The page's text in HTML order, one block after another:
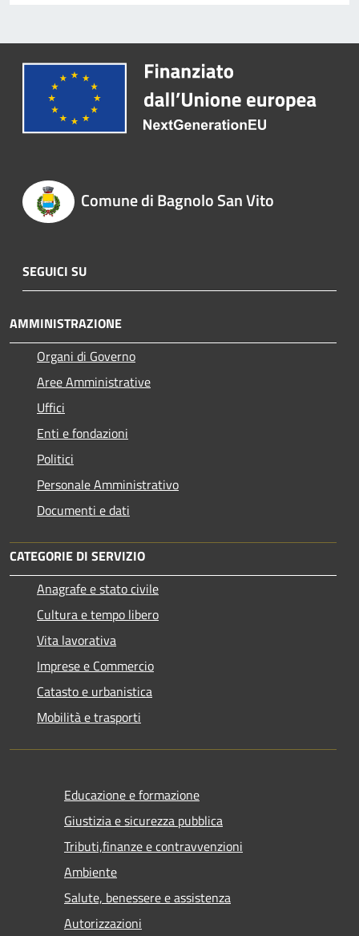
Comune di Bagnolo San Vito
SEGUICI SU
AMMINISTRAZIONE
Organi di Governo
Aree Amministrative
Uffici
Enti e fondazioni
Politici
Personale Amministrativo
Documenti e dati
CATEGORIE DI SERVIZIO
Anagrafe e stato civile
Cultura e tempo libero
Vita lavorativa
Imprese e Commercio
Catasto e urbanistica
Mobilità e trasporti
Educazione e formazione
Giustizia e sicurezza pubblica
Tributi,finanze e contravvenzioni
Ambiente
Salute, benessere e assistenza
Autorizzazioni